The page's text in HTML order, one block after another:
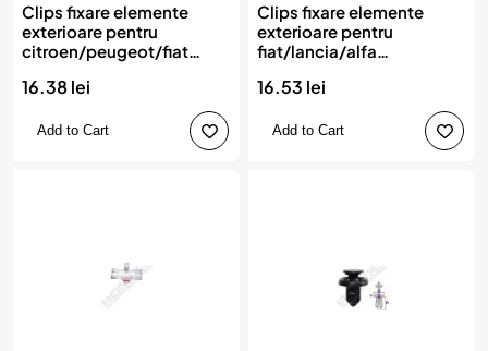
Clips fixare elemente
exterioare pentru
citroen/peugeot/fiat
ROMIX
16.38 lei
Add to Cart
Clips fixare elemente
exterioare pentru
fiat/lancia/alfa
10 buc, ROMIX
16.53 lei
Add to Cart